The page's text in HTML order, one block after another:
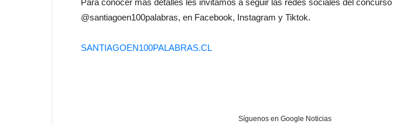
@santiagoen100palabras, en Facebook, Instagram y Tiktok.
SANTIAGOEN100PALABRAS.CL
Síguenos en Google Noticias